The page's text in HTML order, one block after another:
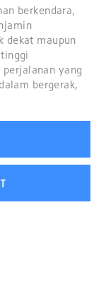
berkendara,
dekat maupun
yang
bergerak,